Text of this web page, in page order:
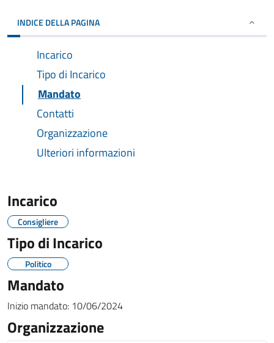
INDICE DELLA PAGINA
Incarico
Tipo di Incarico
Mandato
Contatti
Organizzazione
Ulteriori informazioni
Incarico
Consigliere
Tipo di Incarico
Politico
Mandato
Inizio mandato: 10/06/2024
Organizzazione